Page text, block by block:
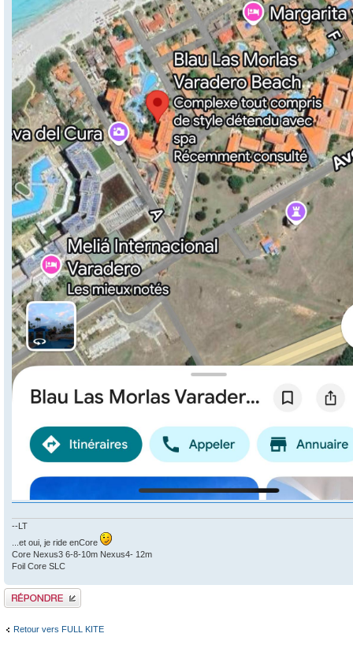
--LT
...et oui, je ride enCore
Core Nexus3 6-8-10m Nexus4- 12m
Foil Core SLC
Publier une réponse
Retour vers FULL KITE